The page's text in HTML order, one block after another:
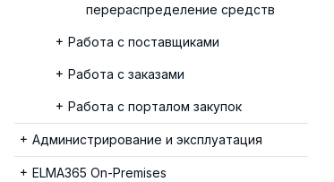
перераспределение средств
Работа с поставщиками
Работа с заказами
Работа с порталом закупок
Администрирование и эксплуатация
ELMA365 On-Premises